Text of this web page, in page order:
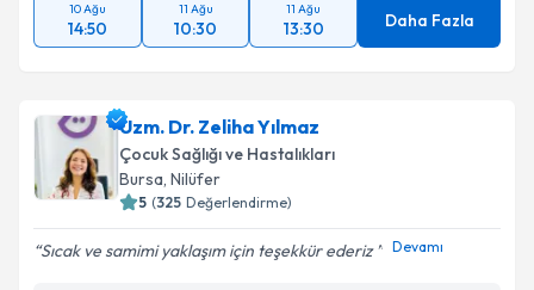
10 Ağu
14:50
11 Ağu
10:30
11 Ağu
13:30 Daha Fazla
Uzm. Dr. Zeliha Yılmaz
Çocuk Sağlığı ve Hastalıkları
Bursa, Nilüfer
5 (325 Değerlendirme)
Sıcak ve samimi yaklaşım için teşekkür ederiz Devamı